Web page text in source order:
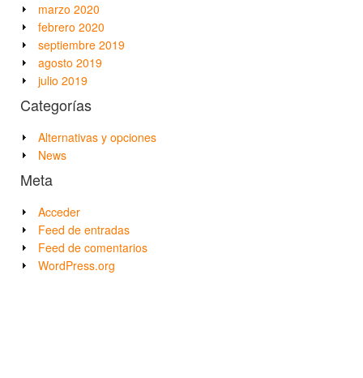
marzo 2020
febrero 2020
septiembre 2019
agosto 2019
julio 2019
Categorías
Alternativas y opciones
News
Meta
Acceder
Feed de entradas
Feed de comentarios
WordPress.org